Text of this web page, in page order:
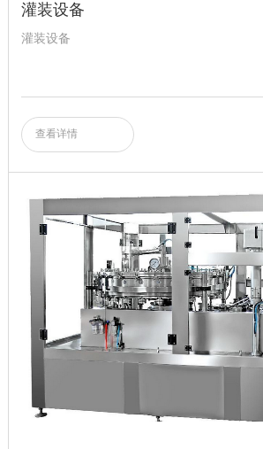
灌装设备
灌装设备
查看详情